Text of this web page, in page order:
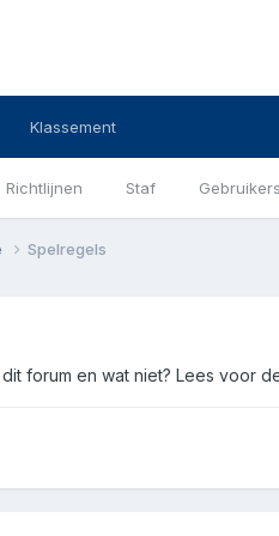
Richtlijnen Staf
Klassement
Spelregels
forum en wat niet? Lees voor